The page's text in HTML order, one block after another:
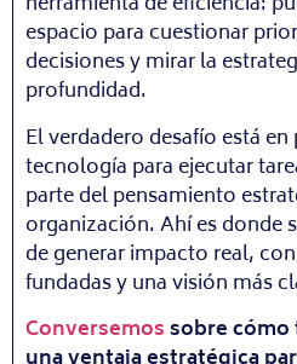
espacio para cuestionar
decisiones y mirar la
profundidad.
El verdadero desafío está en
tecnología para ejecutar
parte del pensamiento
organización. Ahí es donde
de generar impacto real,
fundadas y una visión más
Conversemossobre cómo